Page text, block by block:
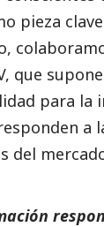
pieza
que
para la
a
del